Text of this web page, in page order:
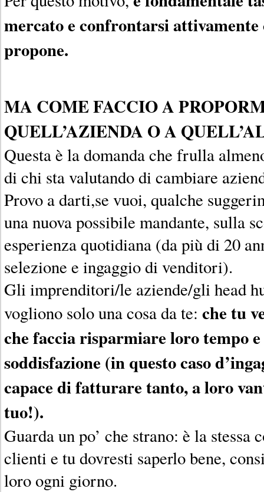
mercato e confrontarsi attivamente
propone.
MA COME FACCIO A
QUELL’AZIENDA O A
Questa è la domanda che frulla
di chi sta valutando di cambiare
Provo a darti,se vuoi, qualche
una nuova possibile mandante, sulla
esperienza quotidiana (da più di 20
selezione e ingaggio di venditori).
Gli imprenditori/le aziende/gli head
vogliono solo una cosa da te: che tu
che faccia risparmiare loro tempo
soddisfazione (in questo caso
capace di fatturare tanto, a loro
tuo!).
Guarda un po’ che strano: è la stessa
clienti e tu dovresti saperlo bene,
loro ogni giorno.